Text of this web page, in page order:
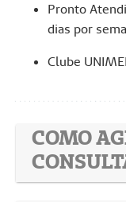
Pronto
dias por
Clube
COMO